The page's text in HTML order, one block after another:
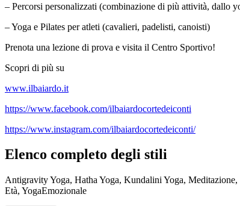
– Percorsi personalizzati (combinazione di più attività, dallo
– Yoga e Pilates per atleti (cavalieri, padelisti, canoisti)
Prenota una lezione di prova e visita il Centro Sportivo!
Scopri di più su
www.ilbaiardo.it
https://www.facebook.com/ilbaiardocortedeiconti
https://www.instagram.com/ilbaiardocortedeiconti/
Elenco completo degli stili
Antigravity Yoga, Hatha Yoga, Kundalini Yoga,
Età, YogaEmozionale